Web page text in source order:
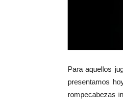
Para aquellos
presentamos
rompecabezas